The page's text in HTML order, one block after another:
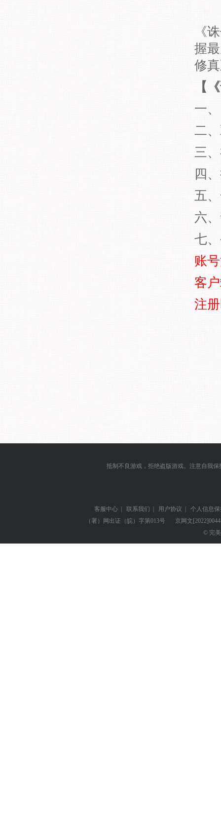
《
握
修
【
一
二
三
四
五
六
七
账
客
注
抵制不良游戏，拒绝盗版游戏。注意自我
客服中心 | 联系我们 | 用户协议 |
个人信息
（署）网出证（皖）字第013号
京网文
© 完美